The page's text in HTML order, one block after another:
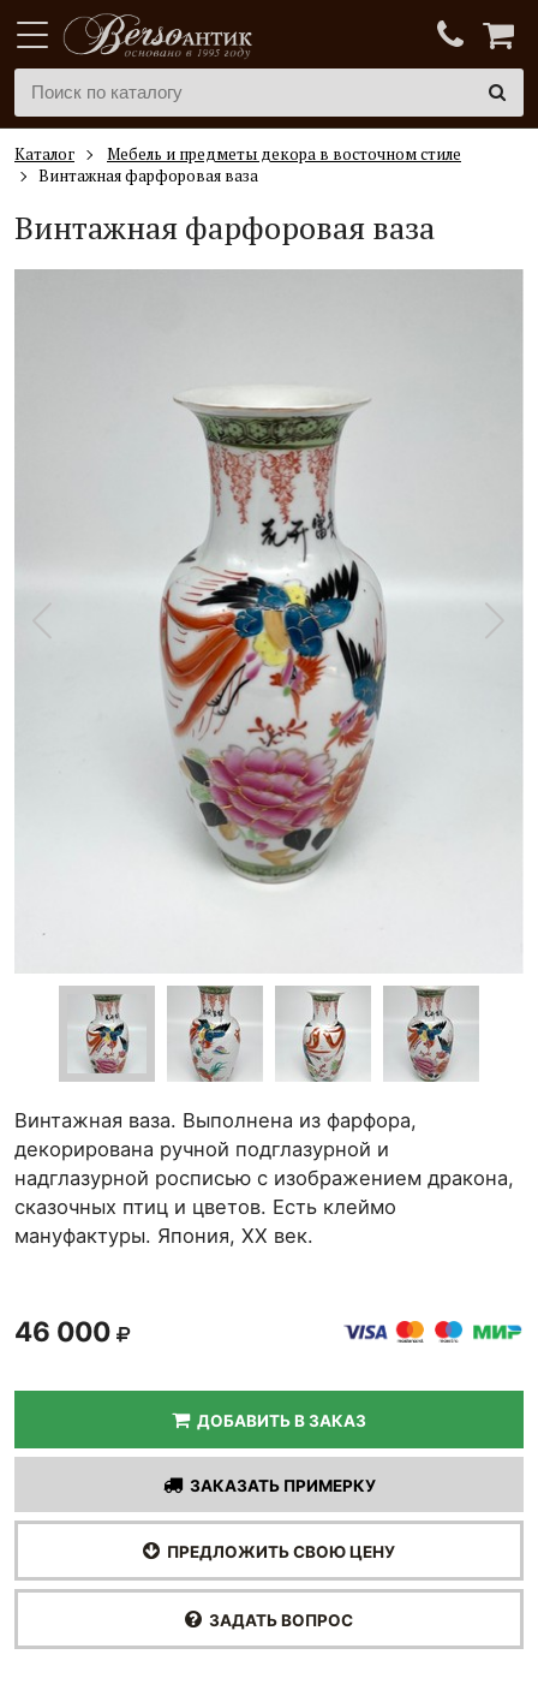
Каталог
Мебель и предметы декора в восточном стиле
Винтажная фарфоровая ваза
Винтажная фарфоровая ваза
Винтажная ваза. Выполнена из фарфора,
декорирована ручной подглазурной и
надглазурной росписью с изображением дракона,
сказочных птиц и цветов. Есть клеймо
мануфактуры. Япония, ХХ век.
46 000
ДОБАВИТЬ В ЗАКАЗ
ЗАКАЗАТЬ ПРИМЕРКУ
ПРЕДЛОЖИТЬ СВОЮ ЦЕНУ
ЗАДАТЬ ВОПРОС